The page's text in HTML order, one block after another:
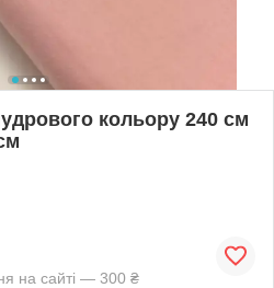
кольору 240 см
на сайті — 300 ₴